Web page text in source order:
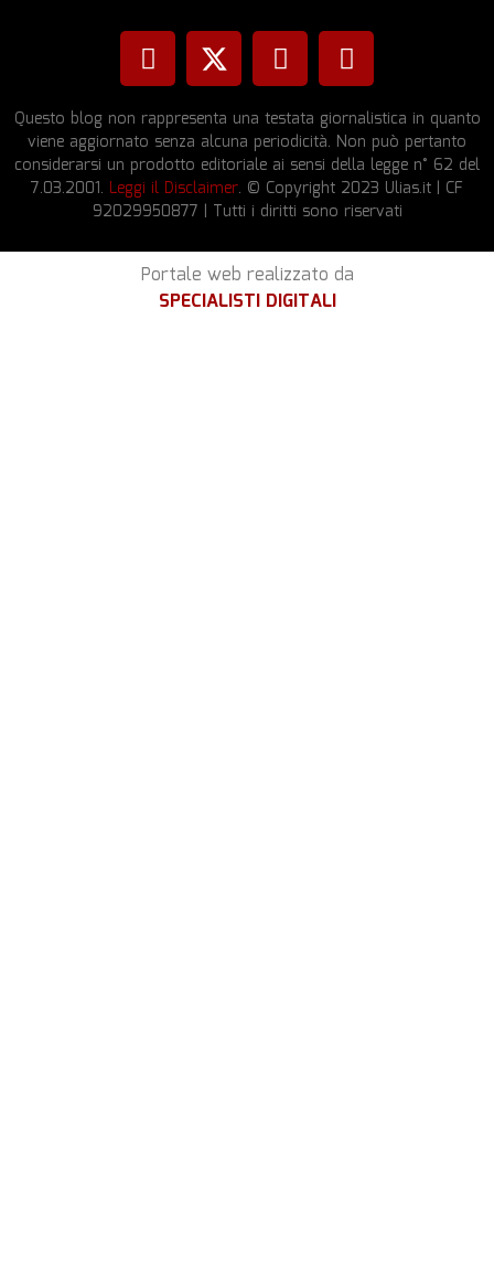
Questo blog non rappresenta una testata giornalistica in quanto
viene aggiornato senza alcuna periodicità. Non può pertanto
considerarsi un prodotto editoriale ai sensi della legge n° 62 del
7.03.2001. Leggi il Disclaimer. © Copyright 2023 Ulias.it | CF
92029950877 | Tutti i diritti sono riservati
Portale web realizzato da
SPECIALISTI DIGITALI